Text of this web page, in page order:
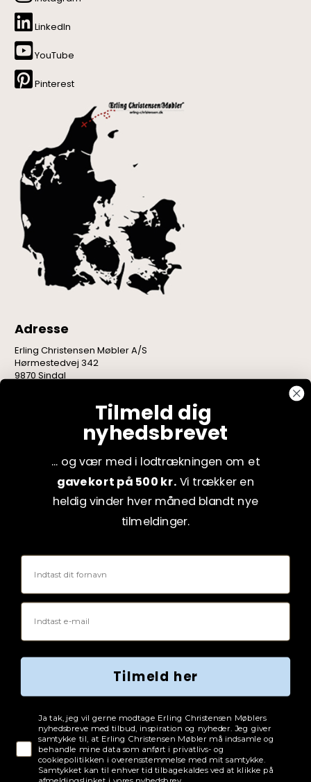
LinkedIn
YouTube
Pinterest
Adresse
Erling Christensen Møbler A/S
Hørmestedvej 342
9870 Sindal
Tilmeld dig
nyhedsbrevet
... og vær med i lodtrækningen om et
gavekort på 500 kr. Vi trækker en
heldig vinder hver måned blandt nye
tilmeldinger.
Fornavn
Email
Tilmeld her
Tjekboks samtykke
Ja tak, jeg vil gerne modtage Erling Christensen Møblers
nyhedsbreve med tilbud, inspiration og nyheder. Jeg giver
samtykke til, at Erling Christensen Møbler må indsamle og
behandle mine data som anført i privatlivs- og
cookiepolitikken i overensstemmelse med mit samtykke.
Samtykket kan til enhver tid tilbagekaldes ved at klikke på